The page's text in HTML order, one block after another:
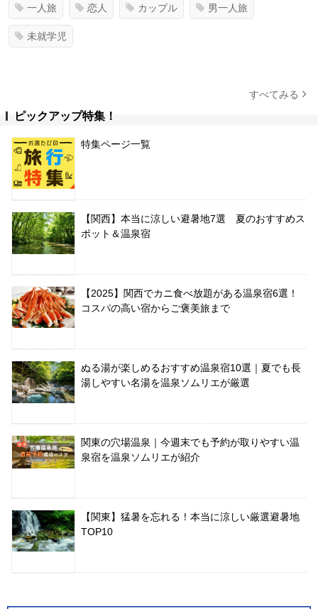
一人旅 恋人 カップル 男一人旅
未就学児
すべてみる
ピックアップ特集！
特集ページ一覧
【関西】本当に涼しい避暑地7選 夏のおすすめス
ポット＆温泉宿
【2025】関西でカニ食べ放題がある温泉宿6選！
コスパの高い宿からご褒美旅まで
ぬる湯が楽しめるおすすめ温泉宿10選｜夏でも長
湯しやすい名湯を温泉ソムリエが厳選
関東の穴場温泉｜今週末でも予約が取りやすい温
泉宿を温泉ソムリエが紹介
【関東】猛暑を忘れる！本当に涼しい厳選避暑地
TOP10